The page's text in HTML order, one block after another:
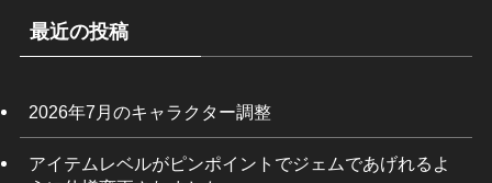
最近の投稿
2026年7月のキャラクター調整
アイテムレベルがピンポイントでジェムであげれるよ